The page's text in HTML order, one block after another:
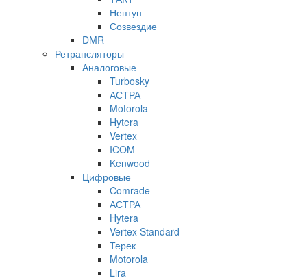
Нептун
Созвездие
DMR
Ретрансляторы
Аналоговые
Turbosky
АСТРА
Motorola
Hytera
Vertex
ICOM
Kenwood
Цифровые
Comrade
АСТРА
Hytera
Vertex Standard
Терек
Motorola
Lira